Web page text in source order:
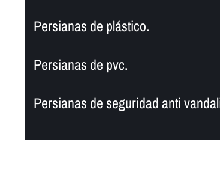
Persianas de plástico.
Persianas de pvc.
Persianas de seguridad anti